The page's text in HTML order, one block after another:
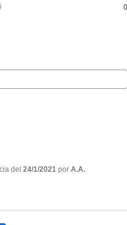
CREMA
del 24/1/2021 por A.A.